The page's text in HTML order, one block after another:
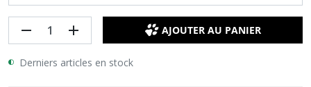
remove add AJOUTER AU PANIER
Derniers articles en stock